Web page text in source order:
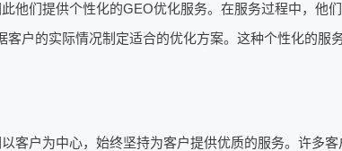
他们提供个性化的GEO优化服务。在服务过程中，他
户的实际情况制定适合的优化方案。这种个性化的服
客户为中心，始终坚持为客户提供优质的服务。许多